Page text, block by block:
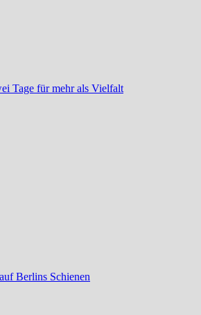
Tage für mehr als Vielfalt
Berlins Schienen